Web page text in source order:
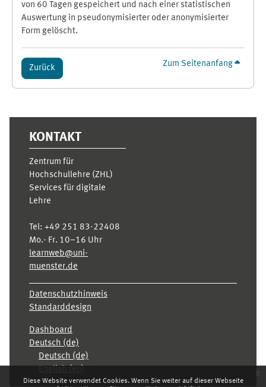
Diese Website verwendet Cookies. Wenn Sie weiter auf dieser Webseite
x
von 60 Tagen gespeichert und nach einer statistischen
Auswertung in pseudonymisierter oder anonymisierter
Form gelöscht.
Zurück Zum Seitenanfang
KONTAKT
Zentrum für
Hochschullehre (ZHL)
Services für digitale
Lehre
Tel: +49 251 83-22408
Mo.- Fr. 10–16 Uhr
learnweb@uni-
muenster.de
Datenschutzhinweis
Standarddesign
Dashboard
Deutsch ‎(de)‎
Deutsch ‎(de)‎